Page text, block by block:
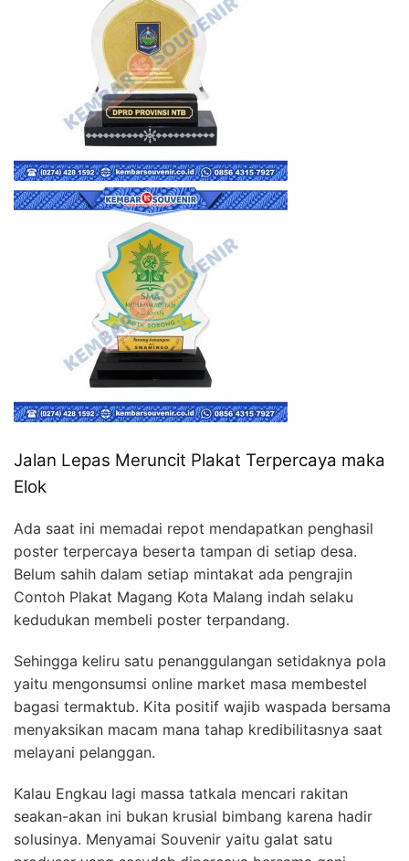
Jalan Lepas Meruncit Plakat Terpercaya maka
Elok
Ada saat ini memadai repot mendapatkan penghasil
poster terpercaya beserta tampan di setiap desa.
Belum sahih dalam setiap mintakat ada pengrajin
Contoh Plakat Magang Kota Malang indah selaku
kedudukan membeli poster terpandang.
Sehingga keliru satu penanggulangan setidaknya pola
yaitu mengonsumsi online market masa membestel
bagasi termaktub. Kita positif wajib waspada bersama
menyaksikan macam mana tahap kredibilitasnya saat
melayani pelanggan.
Kalau Engkau lagi massa tatkala mencari rakitan
seakan-akan ini bukan krusial bimbang karena hadir
solusinya. Menyamai Souvenir yaitu galat satu